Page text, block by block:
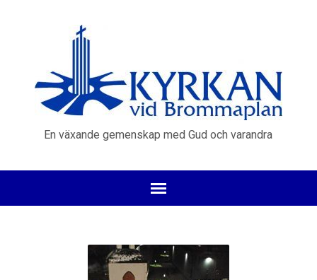
En växande gemenskap med Gud och varandra